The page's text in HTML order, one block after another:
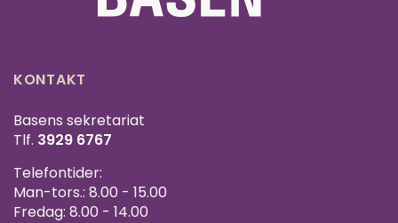
KONTAKT
Basens sekretariat
Tlf. 3929 6767
Telefontider:
Man-tors.: 8.00 - 15.00
Fredag: 8.00 - 14.00